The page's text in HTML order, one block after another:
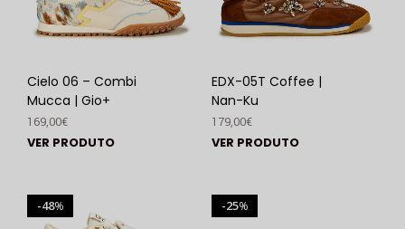
Cielo 06 – Combi
Mucca | Gio+
169,00€
VER PRODUTO
EDX-05T Coffee |
Nan-Ku
179,00€
VER PRODUTO
%
48 %
25